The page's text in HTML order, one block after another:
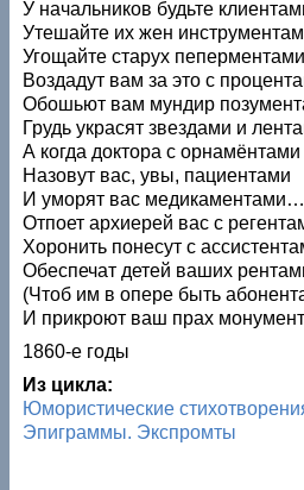
У начальников будьте
Утешайте их жен
Угощайте старух
Воздадут вам за это с
Обошьют вам мундир
Грудь украсят звездами и
А когда доктора с орнамёнтами
Назовут вас, увы, пациентами
И уморят вас медикаментами…
Отпоет архиерей вас с
Хоронить понесут с
Обеспечат детей ваших
(Чтоб им в опере быть
И прикроют ваш прах
1860-е годы
Из цикла:
Юмористические
Эпиграммы. Экспромты